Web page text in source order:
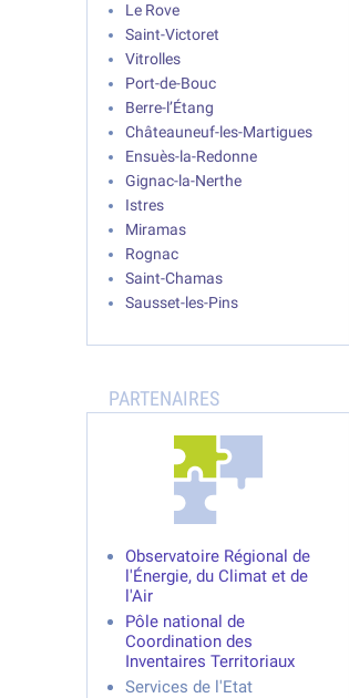
Le Rove
Saint-Victoret
Vitrolles
Port-de-Bouc
Berre-l’Étang
Châteauneuf-les-Martigues
Ensuès-la-Redonne
Gignac-la-Nerthe
Istres
Miramas
Rognac
Saint-Chamas
Sausset-les-Pins
Observatoire Régional de
l'Énergie, du Climat et de
l'Air
Pôle national de
Coordination des
Inventaires Territoriaux
Services de l'Etat